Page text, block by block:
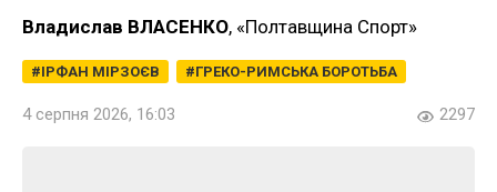
Владислав ВЛАСЕНКО, «Полтавщина Спорт»
ІРФАН МІРЗОЄВ ГРЕКО-РИМСЬКА БОРОТЬБА
4 серпня 2026, 16:03 2297